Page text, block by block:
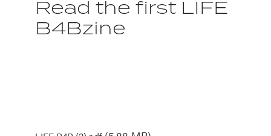
Read the first LIFE
B4Bzine